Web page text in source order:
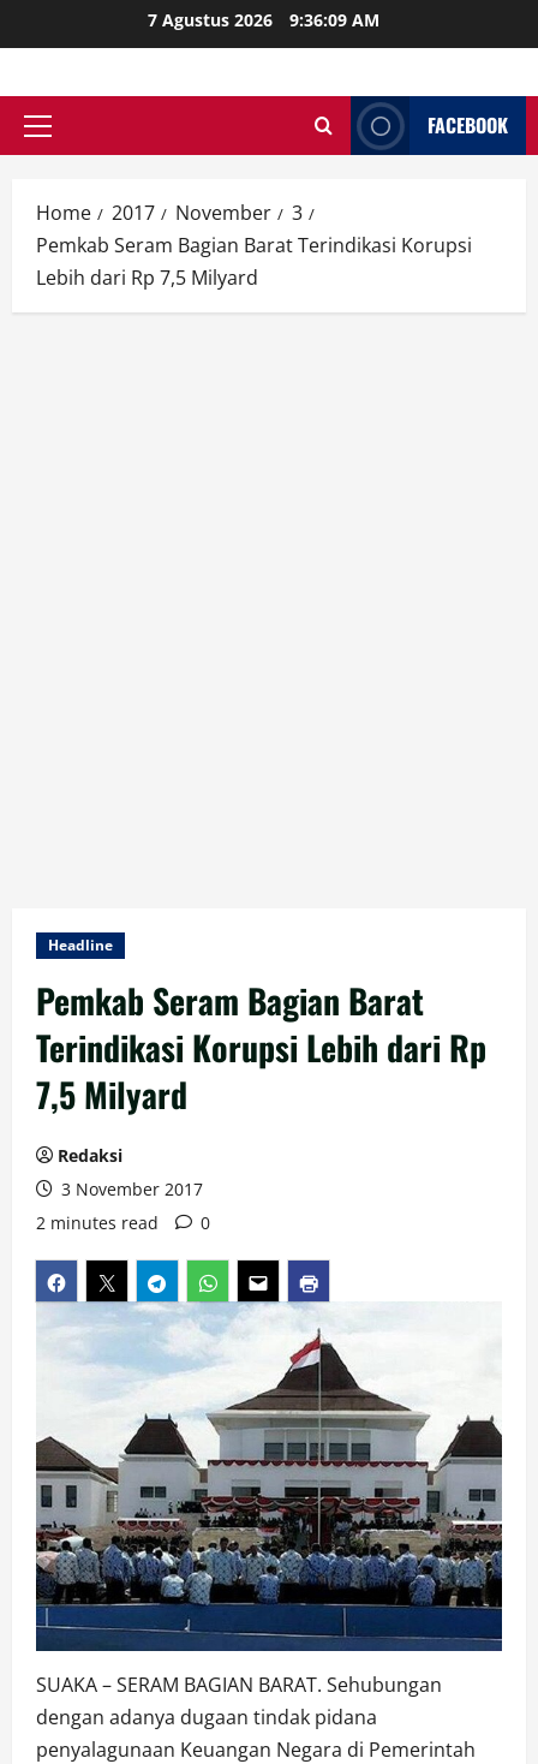
to
7 Agustus 2026 9:36:10 AM
Primary
FACEBOOK
Home 2017 November
3
Pemkab Seram Bagian Barat Terindikasi Korupsi
Lebih dari Rp 7,5 Milyard
Headline
Pemkab Seram Bagian Barat
Terindikasi Korupsi Lebih dari Rp
7,5 Milyard
Redaksi
3 November 2017
2 minutes read
0
SUAKA – SERAM BAGIAN BARAT. Sehubungan
dengan adanya dugaan tindak pidana
penyalagunaan Keuangan Negara di Pemerintah